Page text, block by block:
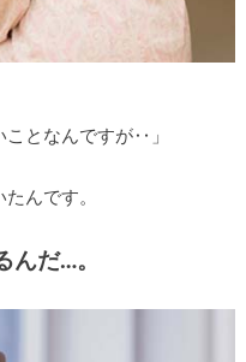
ことなんですが‥」
んです。
んだ…。